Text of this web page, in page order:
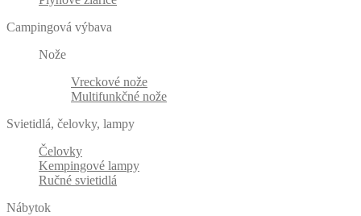
Campingová výbava
Nože
Vreckové nože
Multifunkčné nože
Svietidlá, čelovky, lampy
Čelovky
Kempingové lampy
Ručné svietidlá
Nábytok